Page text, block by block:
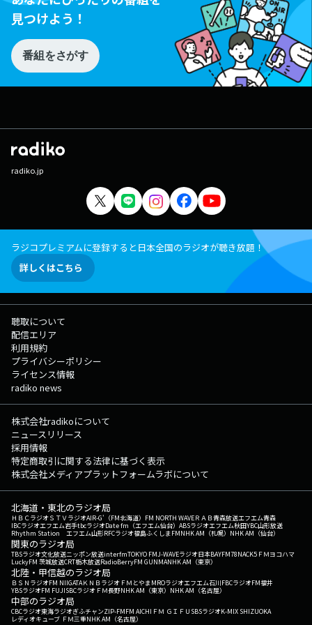
見つけよう！
番組をさがす
radiko.jp
ラジコプレミアムに登録すると日本全国のラジオが聴き放題！
詳しくはこちら
聴取について
配信エリア
利用規約
プライバシーポリシー
ライセンス情報
radiko news
株式会社radikoについて
ニュースリリース
採用情報
特定商取引に関する法律に基づく表示
株式会社メディアプラットフォームラボについて
北海道・東北のラジオ局
ＨＢＣラジオＳＴＶラジオAIR-G'（FM北海道） FM NORTH WAVEＲＡＢ青森放送エフエム青森
IBCラジオエフエム岩手tbcラジオDate fm（エフエム仙台） ABSラジオエフエム秋田YBC山形放送
Rhythm Station エフエム山形RFCラジオ福島ふくしまFMNHK AM（札幌） NHK AM（仙台）
関東のラジオ局
TBSラジオ文化放送ニッポン放送interfmTOKYO FMJ-WAVEラジオ日本BAYFM78NACK5 ＦＭヨコハマ
LuckyFM 茨城放送CRT栃木放送RadioBerryFM GUNMANHK AM（東京）
北陸・甲信越のラジオ局
ＢＳＮラジオFM NIIGATAＫＮＢラジオ ＦＭとやまMROラジオエフエム石川FBCラジオFM福井
YBSラジオFM FUJISBCラジオ ＦＭ長野NHK AM（東京） NHK AM（名古屋）
中部のラジオ局
CBCラジオ東海ラジオぎふチャンZIP-FMFM AICHI ＦＭ ＧＩＦＵ SBSラジオK-MIX SHIZUOKA
レディオキューブ ＦＭ三重NHK AM（名古屋）